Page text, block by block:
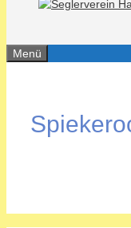
Menü